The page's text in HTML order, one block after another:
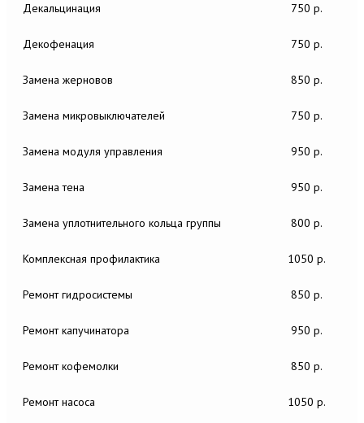
Декальцинация 750 р.
Декофенация 750 р.
Замена жерновов 850 р.
Замена микровыключателей 750 р.
Замена модуля управления 950 р.
Замена тена 950 р.
Замена уплотнительного кольца группы 800 р.
Комплексная профилактика 1050 р.
Ремонт гидросистемы 850 р.
Ремонт капучинатора 950 р.
Ремонт кофемолки 850 р.
Ремонт насоса 1050 р.